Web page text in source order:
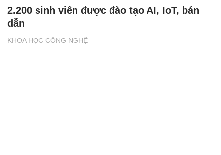
KHOA HỌC CÔNG NGHỆ
2.200 sinh viên được đào tạo AI, IoT, bán
dẫn